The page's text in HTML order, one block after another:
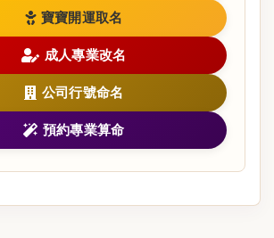
寶寶開運取名
成人專業改名
公司行號命名
預約專業算命